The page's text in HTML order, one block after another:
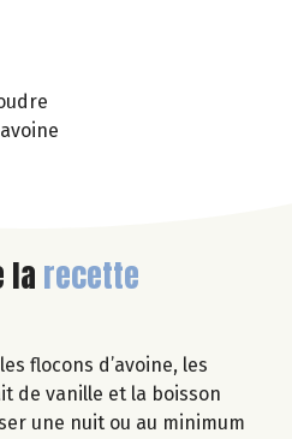
larecette
flocons d’avoine, les
de vanille et la boisson
une nuit ou au minimum